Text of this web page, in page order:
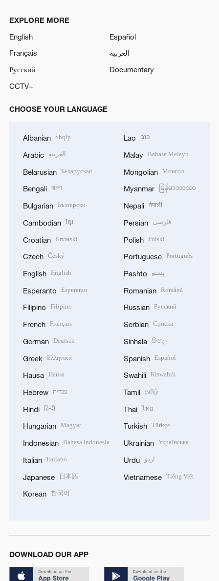
EXPLORE MORE
English
Español
Français
العربية
Русский
Documentary
CCTV+
CHOOSE YOUR LANGUAGE
Albanian Shqip
Arabic العربية
Belarusian Беларуская
Bengali বাংলা
Bulgarian Български
Cambodian ខ្មែរ
Croatian Hrvatski
Czech Český
English English
Esperanto Esperanto
Filipino Filipino
French Français
German Deutsch
Greek Ελληνικά
Hausa Hausa
Hebrew עברית
Hindi हिन्दी
Hungarian Magyar
Indonesian Bahasa Indonesia
Italian Italiano
Japanese 日本語
Korean 한국어
Lao ລາວ
Malay Bahasa Melayu
Mongolian Монгол
Myanmar မြန်မာဘာသာ
Nepali नेपाली
Persian فارسی
Polish Polski
Portuguese Português
Pashto پښتو
Romanian Română
Russian Русский
Serbian Српски
Sinhala සිංහල
Spanish Español
Swahili Kiswahili
Tamil தமிழ்
Thai ไทย
Turkish Türkçe
Ukrainian Українська
Urdu اردو
Vietnamese Tiếng Việt
DOWNLOAD OUR APP